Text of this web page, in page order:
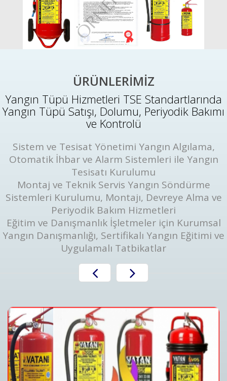
ÜRÜNLERİMİZ
Yangın Tüpü Hizmetleri TSE Standartlarında
Yangın Tüpü Satışı, Dolumu, Periyodik Bakımı
ve Kontrolü
Sistem ve Tesisat Yönetimi Yangın Algılama,
Otomatik İhbar ve Alarm Sistemleri ile Yangın
Tesisatı Kurulumu
Montaj ve Teknik Servis Yangın Söndürme
Sistemleri Kurulumu, Montajı, Devreye Alma ve
Periyodik Bakım Hizmetleri
Eğitim ve Danışmanlık İşletmeler için Kurumsal
Yangın Danışmanlığı, Sertifikalı Yangın Eğitimi ve
Uygulamalı Tatbikatlar
Yangın Dedektörleri & Sensörleri (Duman, Isı, Gaz)
Yangın Dedektörü Çeşitleri ve İhbar Ekipmanları